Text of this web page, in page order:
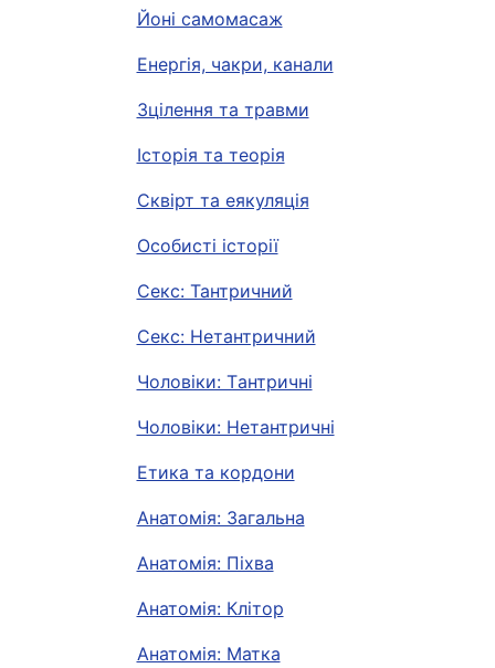
Йоні самомасаж
Енергія, чакри, канали
Зцілення та травми
Історія та теорія
Сквірт та еякуляція
Особисті історії
Секс: Тантричний
Секс: Нетантричний
Чоловіки: Tантричні
Чоловіки: Нетантричні
Етика та кордони
Анатомія: Загальна
Анатомія: Піхва
Анатомія: Клітор
Анатомія: Матка